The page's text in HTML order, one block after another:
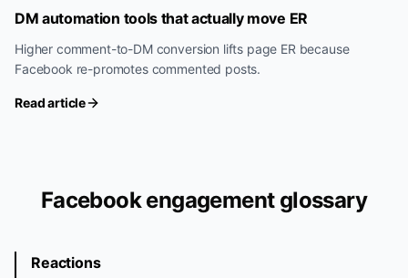
DM automation tools that actually move ER
Higher comment-to-DM conversion lifts page ER because
Facebook re-promotes commented posts.
Read article
Facebook engagement glossary
Reactions